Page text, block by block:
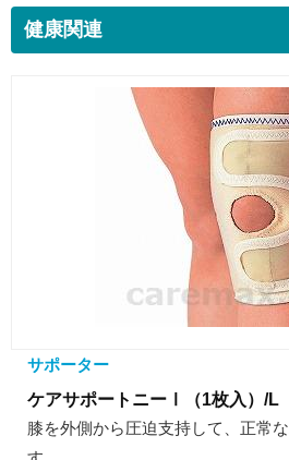
健康関連
サポーター
ケアサポートニーⅠ（1枚入）/
膝を外側から圧迫支持して、正常